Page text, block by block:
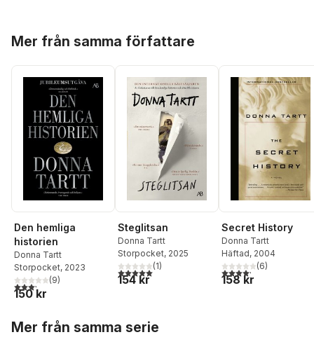
Mer från samma författare
Den hemliga
historien
Donna Tartt
Storpocket, 2023
3,2utav 5 stjärnor. Totalt antal röster:
(9)
150 kr
Steglitsan
Donna Tartt
Storpocket, 2025
5,0utav 5 stjärnor. Totalt antal röster:
(1)
154 kr
Secret History
Donna Tartt
Häftad, 2004
4,2utav 5 stjärnor.
(6)
158 kr
Mer från samma serie